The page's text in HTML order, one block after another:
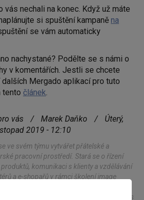
vás nechali na konec. Když už máte
si spuštění kampaně na
se vám automaticky
nachystané? Podělte se s námi o
v komentářích. Jestli se chcete
Mergado aplikací pro tuto
tento článek.
vás / Marek Daňko /
Úterý,
2019 - 12:10
ve svém týmu vytvářet přátelské a
pracovní prostředí. Stará se o řízení
produktů, komunikaci s klienty a vzdělávání
a e-shopařů v rámci školení image
čase ponořen do knih, můžete ho najít s